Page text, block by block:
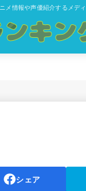
メ情報や声優紹介するメデ
シェア